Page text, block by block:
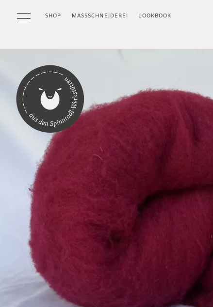
SHOP MASSSCHNEIDEREI LOOKBOOK